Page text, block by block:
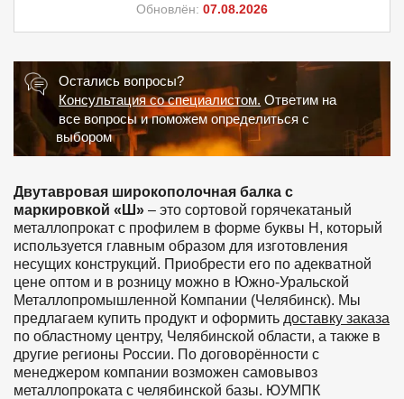
Обновлён: 07.08.2026
Остались вопросы?
Консультация со специалистом. Ответим на
все вопросы и поможем определиться с
выбором
Двутавровая широкополочная балка с
маркировкой «Ш» – это сортовой горячекатаный
металлопрокат с профилем в форме буквы Н, который
используется главным образом для изготовления
несущих конструкций. Приобрести его по адекватной
цене оптом и в розницу можно в Южно-Уральской
Металлопромышленной Компании (Челябинск). Мы
предлагаем купить продукт и оформить доставку заказа
по областному центру, Челябинской области, а также в
другие регионы России. По договорённости с
менеджером компании возможен самовывоз
металлопроката с челябинской базы. ЮУМПК